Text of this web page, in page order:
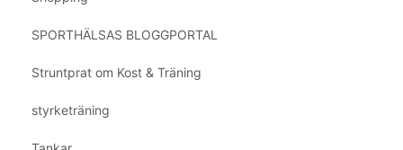
SPORTHÄLSAS BLOGGPORTAL
Struntprat om Kost & Träning
styrketräning